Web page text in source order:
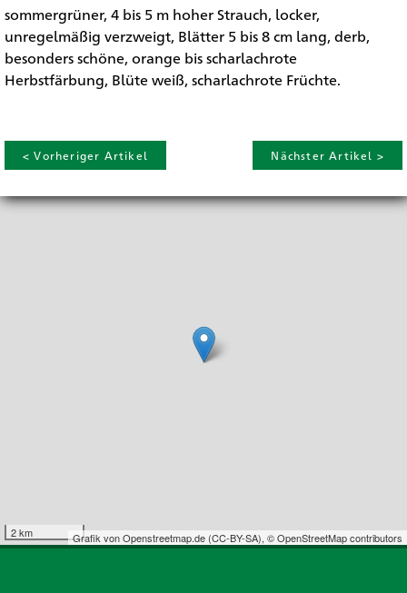
sommergrüner, 4 bis 5 m hoher Strauch, locker,
unregelmäßig verzweigt, Blätter 5 bis 8 cm lang, derb,
besonders schöne, orange bis scharlachrote
Herbstfärbung, Blüte weiß, scharlachrote Früchte.
< Vorheriger Artikel Nächster Artikel >
2 km Grafik vonOpenstreetmap.de (CC-BY-SA), © OpenStreetMap contributors